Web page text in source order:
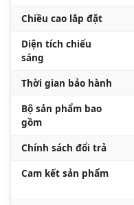
Chiều cao lắp đặt
Diện tích chiếu
sáng
Thời gian bảo hành
Bộ sản phẩm bao
gồm
Chính sách đổi trả
Cam kết sản phẩm